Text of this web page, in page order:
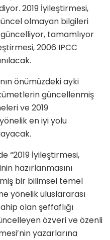
2019 İyileştirmesi,
olmayan bilgileri
tamamlıyor
2006 IPCC
önümüzdeki ayki
güncellenmiş
ve 2019
en iyi yolu
“2019 İyileştirmesi,
hazırlanmasını
bir bilimsel temel
yönelik uluslararası
olan şeffaflığı
özveri ve özenli
yazarlarına